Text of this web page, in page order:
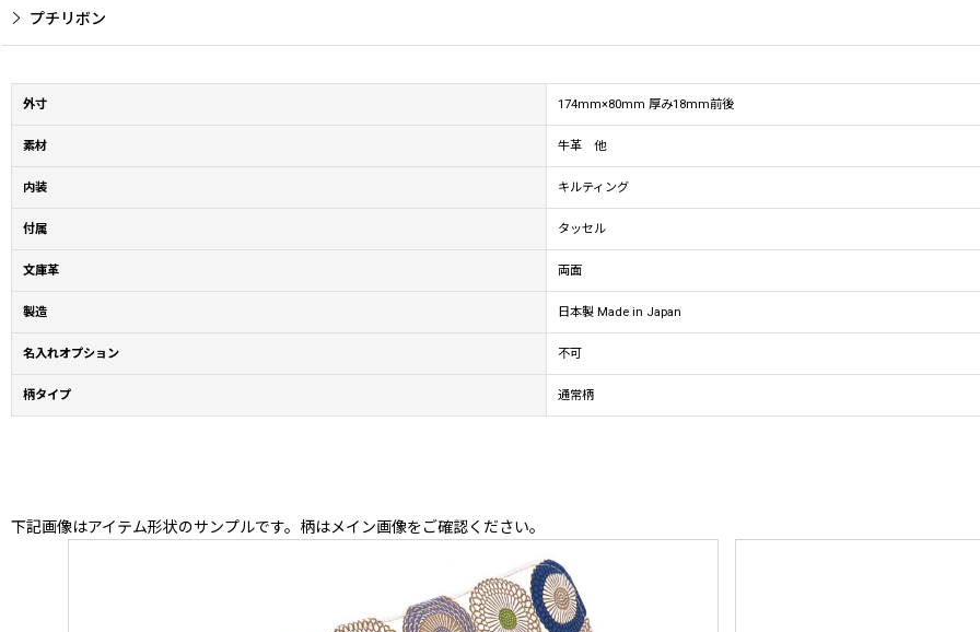
プチリボン
外寸 174mm×80mm 厚み18mm前後
素材 牛革 他
内装 キルティング
付属 タッセル
文庫革 両面
製造 日本製 Made in Japan
名入れオプション 不可
柄タイプ 通常柄
下記画像はアイテム形状のサンプルです。柄はメイン画像をご確認ください。